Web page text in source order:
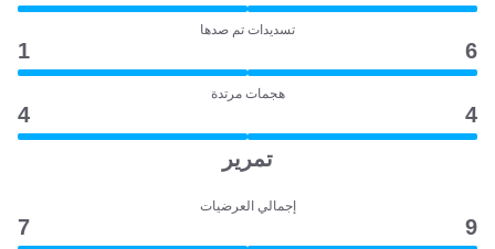
تسديدات تم صدها
6
1
هجمات مرتدة
4
4
تمرير
إجمالي العرضيات
9
7